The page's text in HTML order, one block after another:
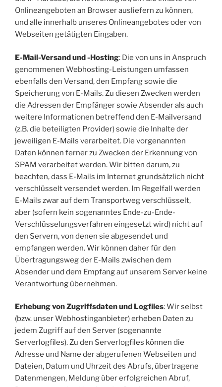
Onlineangeboten an Browser ausliefern zu können,
und alle innerhalb unseres Onlineangebotes oder von
Webseiten getätigten Eingaben.
E-Mail-Versand und -Hosting: Die von uns in Anspruch
genommenen Webhosting-Leistungen umfassen
ebenfalls den Versand, den Empfang sowie die
Speicherung von E-Mails. Zu diesen Zwecken werden
die Adressen der Empfänger sowie Absender als auch
weitere Informationen betreffend den E-Mailversand
(z.B. die beteiligten Provider) sowie die Inhalte der
jeweiligen E-Mails verarbeitet. Die vorgenannten
Daten können ferner zu Zwecken der Erkennung von
SPAM verarbeitet werden. Wir bitten darum, zu
beachten, dass E-Mails im Internet grundsätzlich nicht
verschlüsselt versendet werden. Im Regelfall werden
E-Mails zwar auf dem Transportweg verschlüsselt,
aber (sofern kein sogenanntes Ende-zu-Ende-
Verschlüsselungsverfahren eingesetzt wird) nicht auf
den Servern, von denen sie abgesendet und
empfangen werden. Wir können daher für den
Übertragungsweg der E-Mails zwischen dem
Absender und dem Empfang auf unserem Server keine
Verantwortung übernehmen.
Erhebung von Zugriffsdaten und Logfiles: Wir selbst
(bzw. unser Webhostinganbieter) erheben Daten zu
jedem Zugriff auf den Server (sogenannte
Serverlogfiles). Zu den Serverlogfiles können die
Adresse und Name der abgerufenen Webseiten und
Dateien, Datum und Uhrzeit des Abrufs, übertragene
Datenmengen, Meldung über erfolgreichen Abruf,